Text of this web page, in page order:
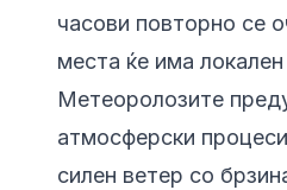
часови повторно се
места ќе има
Метеоролозите
атмосферски
силен ветер со